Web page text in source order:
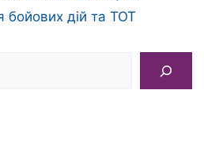
бойових дій та ТОТ